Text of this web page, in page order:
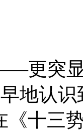
更突
认识
《十三